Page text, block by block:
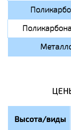
Высота/виды